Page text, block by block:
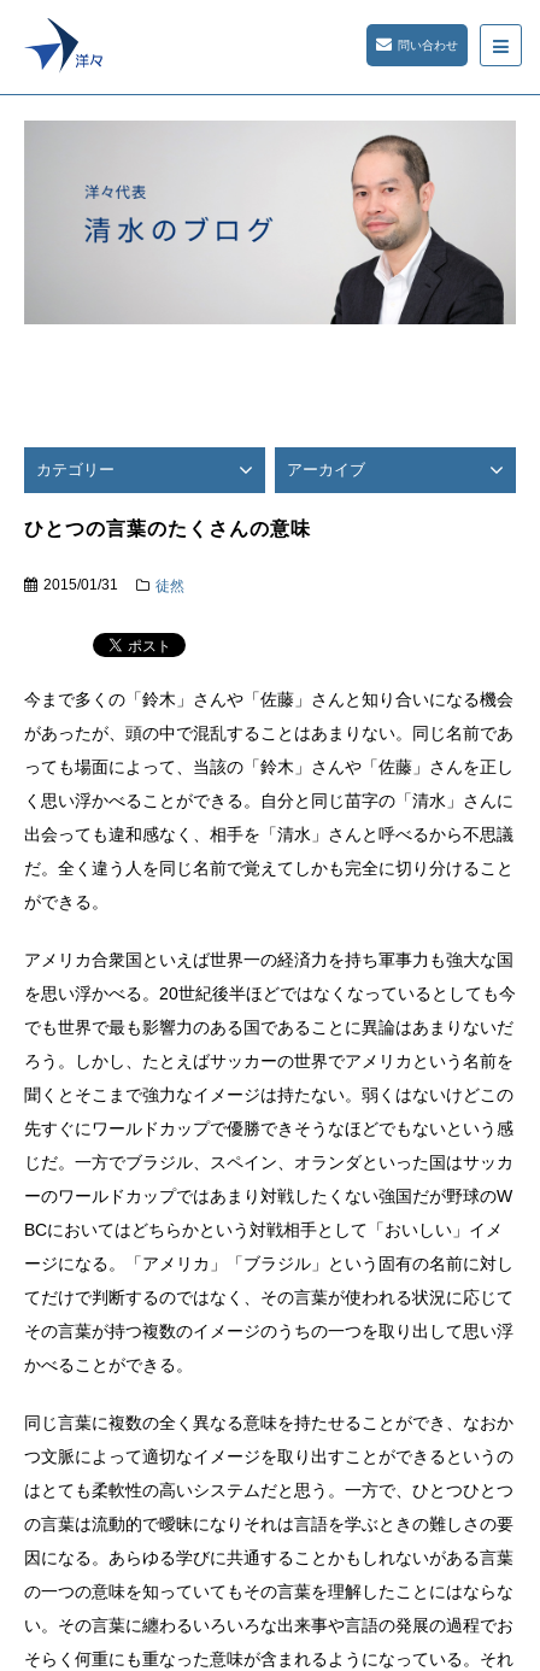
問い合わせ
カテゴリー アーカイブ
ひとつの言葉のたくさんの意味
2015/01/31 徒然
今まで多くの「鈴木」さんや「佐藤」さんと知り合いになる機会
があったが、頭の中で混乱することはあまりない。同じ名前であ
っても場面によって、当該の「鈴木」さんや「佐藤」さんを正し
く思い浮かべることができる。自分と同じ苗字の「清水」さんに
出会っても違和感なく、相手を「清水」さんと呼べるから不思議
だ。全く違う人を同じ名前で覚えてしかも完全に切り分けること
ができる。
アメリカ合衆国といえば世界一の経済力を持ち軍事力も強大な国
を思い浮かべる。20世紀後半ほどではなくなっているとしても今
でも世界で最も影響力のある国であることに異論はあまりないだ
ろう。しかし、たとえばサッカーの世界でアメリカという名前を
聞くとそこまで強力なイメージは持たない。弱くはないけどこの
先すぐにワールドカップで優勝できそうなほどでもないという感
じだ。一方でブラジル、スペイン、オランダといった国はサッカ
ーのワールドカップではあまり対戦したくない強国だが野球のW
BCにおいてはどちらかという対戦相手として「おいしい」イメ
ージになる。「アメリカ」「ブラジル」という固有の名前に対し
てだけで判断するのではなく、その言葉が使われる状況に応じて
その言葉が持つ複数のイメージのうちの一つを取り出して思い浮
かべることができる。
同じ言葉に複数の全く異なる意味を持たせることができ、なおか
つ文脈によって適切なイメージを取り出すことができるというの
はとても柔軟性の高いシステムだと思う。一方で、ひとつひとつ
の言葉は流動的で曖昧になりそれは言語を学ぶときの難しさの要
因になる。あらゆる学びに共通することかもしれないがある言葉
の一つの意味を知っていてもその言葉を理解したことにはならな
い。その言葉に纏わるいろいろな出来事や言語の発展の過程でお
そらく何重にも重なった意味が含まれるようになっている。それ